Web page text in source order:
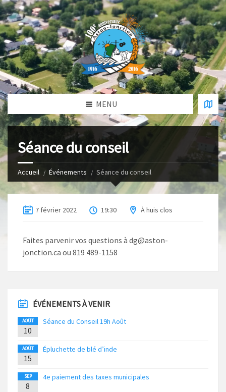
MENU
Séance du conseil
Accueil Événements Séance du conseil
7 février 2022 19:30 À huis clos
Faites parvenir vos questions à dg@aston-
jonction.ca ou 819 489-1158
ÉVÉNEMENTS À VENIR
AOÛT
10
Séance du Conseil 19h Août
AOÛT
15
Épluchette de blé d’inde
SEP
8
4e paiement des taxes municipales